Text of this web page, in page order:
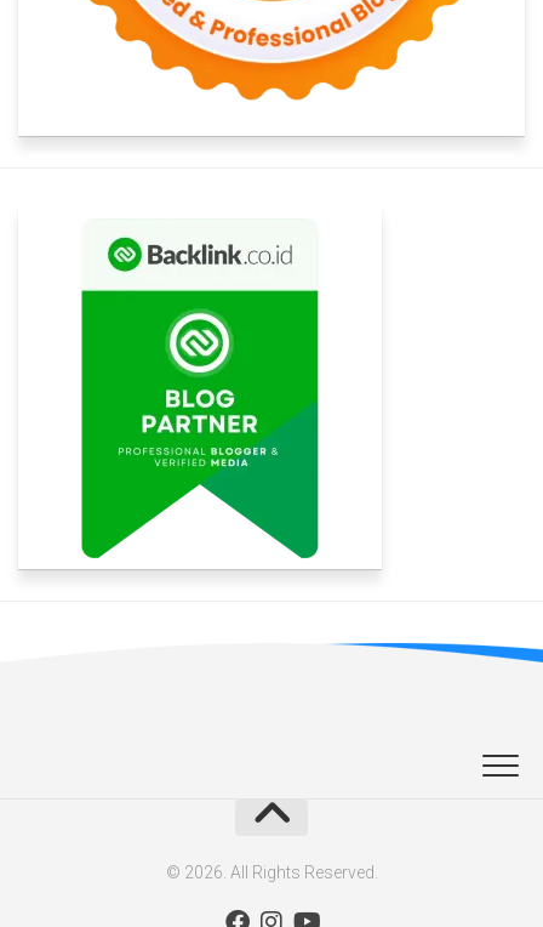
© 2026. All Rights Reserved.